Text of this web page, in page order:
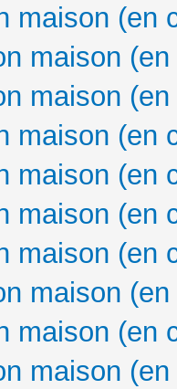
maison (en
maison
maison
maison (en
maison (en
maison (en
maison (en
maison
maison (en
maison